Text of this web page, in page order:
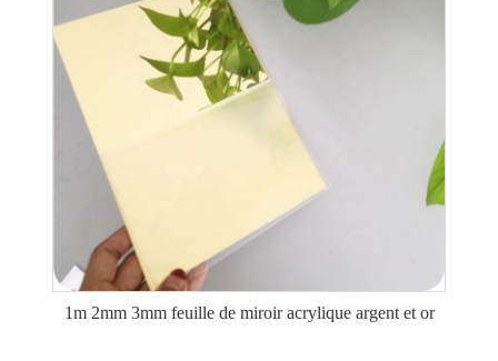
1m 2mm 3mm feuille de miroir acrylique argent et or